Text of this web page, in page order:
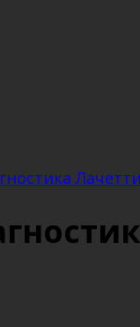
Лачетти